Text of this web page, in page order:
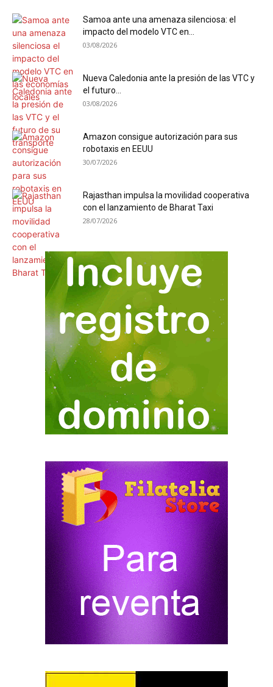
Samoa ante una amenaza silenciosa: el
impacto del modelo VTC en...
03/08/2026
Nueva Caledonia ante la presión de las VTC y
el futuro...
03/08/2026
Amazon consigue autorización para sus
robotaxis en EEUU
30/07/2026
Rajasthan impulsa la movilidad cooperativa
con el lanzamiento de Bharat Taxi
28/07/2026